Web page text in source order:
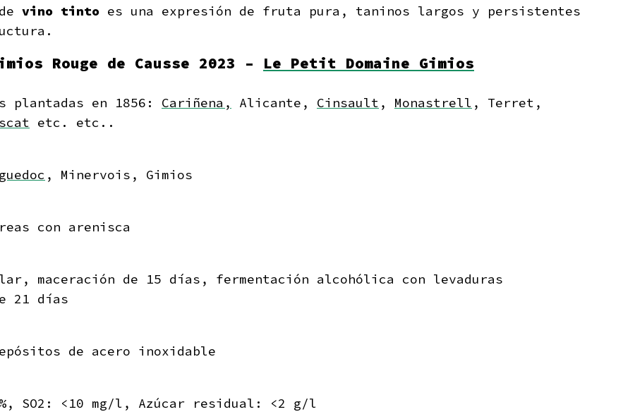
vino tinto es una expresión de fruta pura, taninos largos y persistentes
Rouge de Causse 2023 – Le Petit Domaine Gimios
plantadas en 1856: Cariñena, Alicante, Cinsault , Monastrell , Terret,
etc. etc..
, Minervois, Gimios
con arenisca
maceración de 15 días, fermentación alcohólica con levaduras
21 días
de acero inoxidable
SO2: <10 mg/l, Azúcar residual: <2 g/l